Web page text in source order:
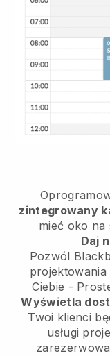
zintegrowany
mieć oko na
Daj
Pozwól
Ciebie -
Wyświetla
Twoi klienci
usługi